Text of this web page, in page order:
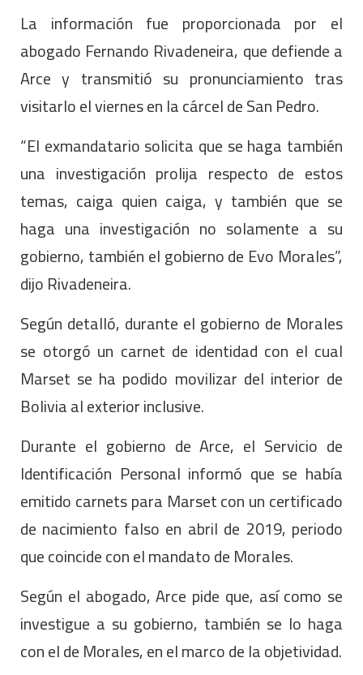
La información fue proporcionada por el
abogado Fernando Rivadeneira, que defiende a
Arce y transmitió su pronunciamiento tras
visitarlo el viernes en la cárcel de San Pedro.
“El exmandatario solicita que se haga también
una investigación prolija respecto de estos
temas, caiga quien caiga, y también que se
haga una investigación no solamente a su
gobierno, también el gobierno de Evo Morales”,
dijo Rivadeneira.
Según detalló, durante el gobierno de Morales
se otorgó un carnet de identidad con el cual
Marset se ha podido movilizar del interior de
Bolivia al exterior inclusive.
Durante el gobierno de Arce, el Servicio de
Identificación Personal informó que se había
emitido carnets para Marset con un certificado
de nacimiento falso en abril de 2019, periodo
que coincide con el mandato de Morales.
Según el abogado, Arce pide que, así como se
investigue a su gobierno, también se lo haga
con el de Morales, en el marco de la objetividad.